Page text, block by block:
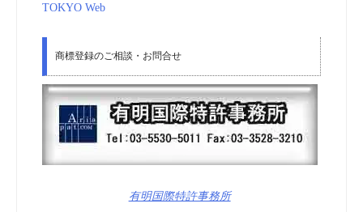
TOKYO Web
商標登録のご相談・お問合せ
有明国際特許事務所